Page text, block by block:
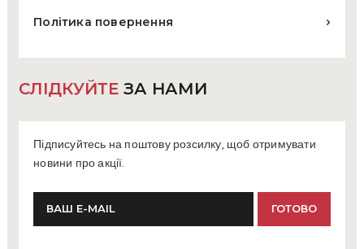
Політика повернення
СЛІДКУЙТЕ ЗА НАМИ
Підписуйтесь на поштову розсилку, щоб отримувати
новини про акції.